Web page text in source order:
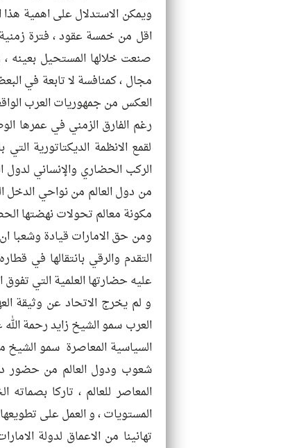
ويمكن الاستدلال على اهمية هذا
اقل من خمسة عقود ، فترة
صنعت خلالها المستحيل بعينه
مجال ، كمنافسة لا تابعة في
العكس من جمهوريات العرب
رغم الفارق الزمني في عمرها
لقمع الانظمة الديكتاتورية
الركب الحضاري والإنساني لدول
من دول العالم من نواحي الدخل
مكونة معالم تحولات نهضتها
ومن حق الامارات قيادة وشعبا
التقدم والرقي بانتقالها في
عليه حضارتها العلمية التي تفوق
و لم يخرج الاتحاد عن وثيقة
العرب سمو الشيخ زايد رحمة
السياسية المعاصرة سمو الشيخ
شعوب ودول العالم من حضور
المعاصر للعالم ، تاركا
المستويات ، و العمل على
تهانينا من الاعماق لدولة